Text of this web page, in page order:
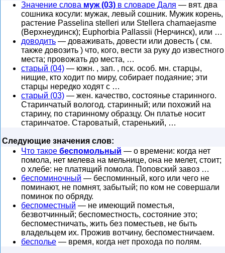
Значение слова муж (03) в словаре Даля — вят. два
сошника косули: мужак, левый сошник. Мужик корень,
растение Passelina stelleri или Stellera chamaejasme
(Верхнеудинск); Euphorbia Pallassii (Нерчинск), или …
доводить — доваживать, довести или довесть ( см.
также довозить ) что, кого, вести за руку до известного
места; провожать до места, …
старый (04) — южн. , зап. , пск. особ. мн. старцы,
нищие, кто ходит по миру, собирает подаяние; эти
старцы нередко ходят с …
старый (03) — жен. качество, состоянье старинного.
Старинчатый вологод. старинный; или похожий на
старину, по старинному образцу. Он платье носит
старинчатое. Староватый, старенький, …
Следующие значения слов:
Что такое беспомольный — о времени: когда нет
помола, нет мелева на мельнице, она не мелет, стоит;
о хлебе: не платящий помола. Поповский завоз …
беспоминочный — беспоминный, кого или чего не
поминают, не помнят, забытый; по ком не совершали
поминок по обряду.
беспоместный — не имеющий поместья,
безвотчинный; беспоместность, состояние это;
беспоместничать, жить без поместьев, не быть
владельцем их. Прожив вотчину, беспоместничаем.
бесполье — время, когда нет прохода по полям.